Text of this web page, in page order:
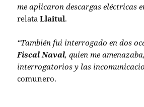
me aplicaron descargas eléctricas
relataLlaitul.
“También fui interrogado en dos
Fiscal Naval, quien me
interrogatorios y las
comunero.